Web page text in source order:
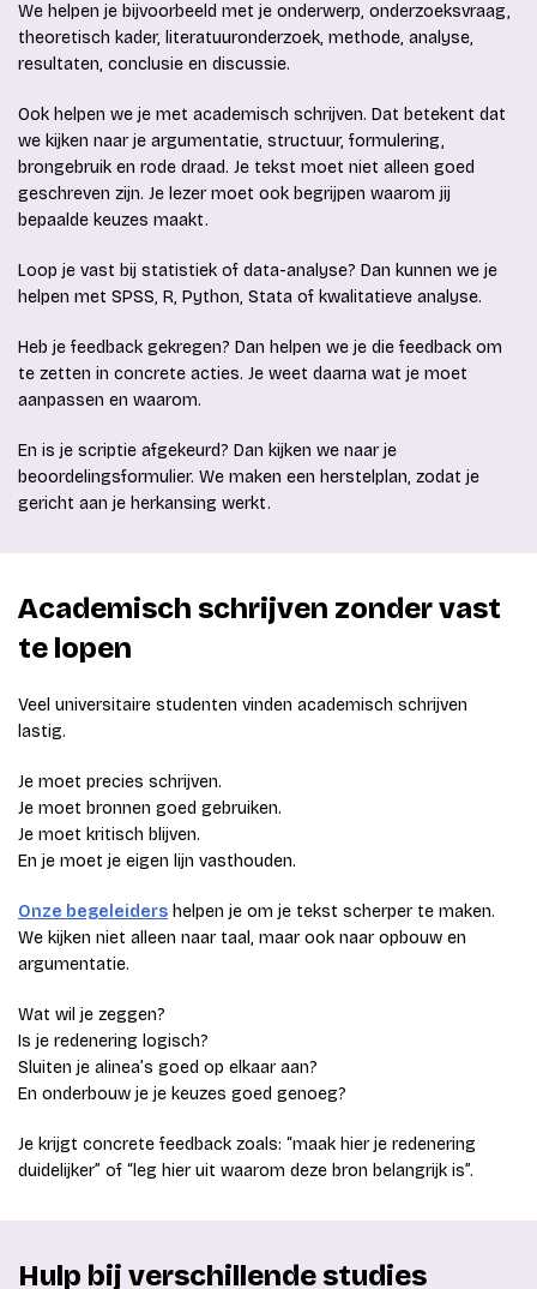
We helpen je bijvoorbeeld met je onderwerp, onderzoeksvraag,
theoretisch kader, literatuuronderzoek, methode, analyse,
resultaten, conclusie en discussie.
Ook helpen we je met academisch schrijven. Dat betekent dat
we kijken naar je argumentatie, structuur, formulering,
brongebruik en rode draad. Je tekst moet niet alleen goed
geschreven zijn. Je lezer moet ook begrijpen waarom jij
bepaalde keuzes maakt.
Loop je vast bij statistiek of data-analyse? Dan kunnen we je
helpen met SPSS, R, Python, Stata of kwalitatieve analyse.
Heb je feedback gekregen? Dan helpen we je die feedback om
te zetten in concrete acties. Je weet daarna wat je moet
aanpassen en waarom.
En is je scriptie afgekeurd? Dan kijken we naar je
beoordelingsformulier. We maken een herstelplan, zodat je
gericht aan je herkansing werkt.
Academisch schrijven zonder vast
te lopen
Veel universitaire studenten vinden academisch schrijven
lastig.
Je moet precies schrijven.
Je moet bronnen goed gebruiken.
Je moet kritisch blijven.
En je moet je eigen lijn vasthouden.
Onze begeleiders helpen je om je tekst scherper te maken.
We kijken niet alleen naar taal, maar ook naar opbouw en
argumentatie.
Wat wil je zeggen?
Is je redenering logisch?
Sluiten je alinea’s goed op elkaar aan?
En onderbouw je je keuzes goed genoeg?
Je krijgt concrete feedback zoals: “maak hier je redenering
duidelijker” of “leg hier uit waarom deze bron belangrijk is”.
Hulp bij verschillende studies